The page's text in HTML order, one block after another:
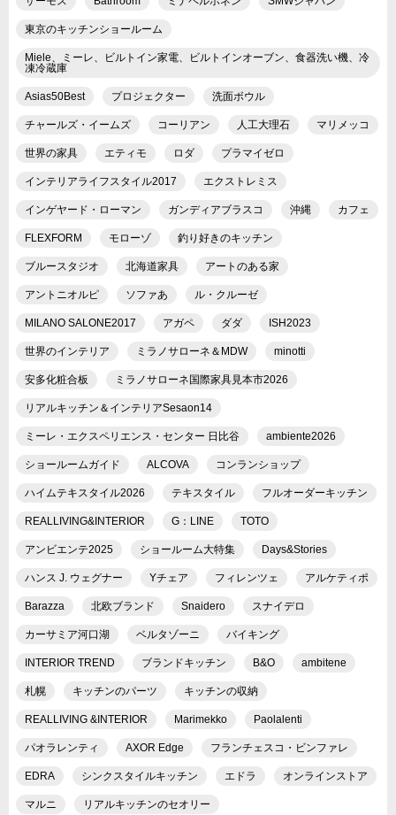
東京のキッチンショールーム
Miele、ミーレ、ビルトイン家電、ビルトインオーブン、食器洗い機、冷
凍冷蔵庫
Asias50Best プロジェクター 洗面ボウル
チャールズ・イームズ コーリアン 人工大理石 マリメッコ
世界の家具 エティモ ロダ プラマイゼロ
インテリアライフスタイル2017 エクストレミス
インゲヤード・ローマン ガンディアブラスコ 沖縄 カフェ
FLEXFORM モローゾ 釣り好きのキッチン
ブルースタジオ 北海道家具 アートのある家
アントニオルピ ソファあ ル・クルーゼ
MILANO SALONE2017 アガペ ダダ ISH2023
世界のインテリア ミラノサローネ＆MDW minotti
安多化粧合板 ミラノサローネ国際家具見本市2026
リアルキッチン＆インテリアSesaon14
ミーレ・エクスペリエンス・センター 日比谷 ambiente2026
ショールームガイド ALCOVA コンランショップ
ハイムテキスタイル2026 テキスタイル フルオーダーキッチン
REALLIVING&INTERIOR G：LINE TOTO
アンビエンテ2025 ショールーム大特集 Days&Stories
ハンス J. ウェグナー Yチェア フィレンツェ アルケティポ
Barazza 北欧ブランド Snaidero スナイデロ
カーサミア河口湖 ベルタゾーニ バイキング
INTERIOR TREND ブランドキッチン B&O ambitene
札幌 キッチンのパーツ キッチンの収納
REALLIVING &INTERIOR Marimekko Paolalenti
パオラレンティ AXOR Edge フランチェスコ・ビンファレ
EDRA シンクスタイルキッチン エドラ オンラインストア
マルニ リアルキッチンのセオリー